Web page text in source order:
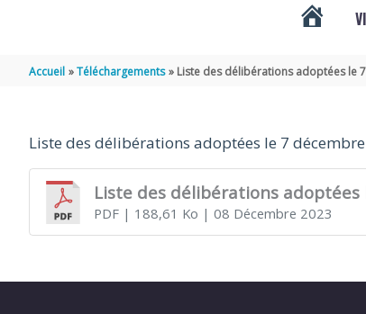
Accueil Téléchargements Liste des délibérations adoptées le
Liste des délibérations adoptées le 7
Liste des délibérations adoptées
PDF| 188,61 Ko | 08 Décembre 2023